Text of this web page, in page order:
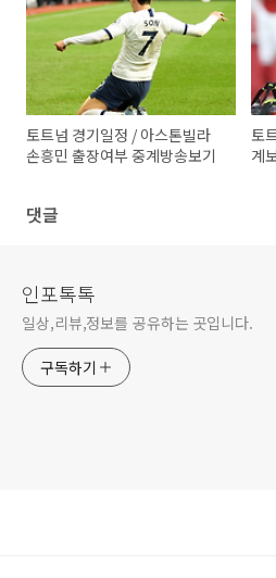
토트넘 경기일정 / 아스톤빌라
손흥민 출장여부 중계방송보기
토
계
댓글
인포톡톡
일상,리뷰,정보를 공유하는 곳입니다.
구독하기